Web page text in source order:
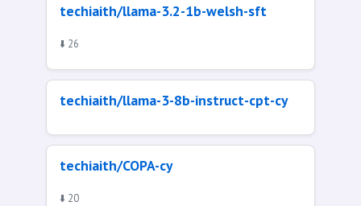
techiaith/llama-3.2-1b-welsh-sft
⬇️ 26
techiaith/llama-3-8b-instruct-cpt-cy
techiaith/COPA-cy
⬇️ 20